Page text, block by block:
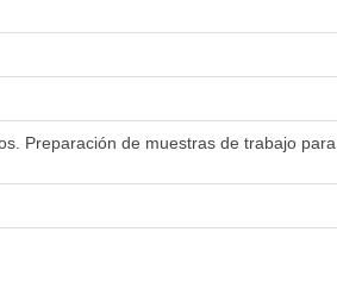
Preparación de muestras de trabajo para